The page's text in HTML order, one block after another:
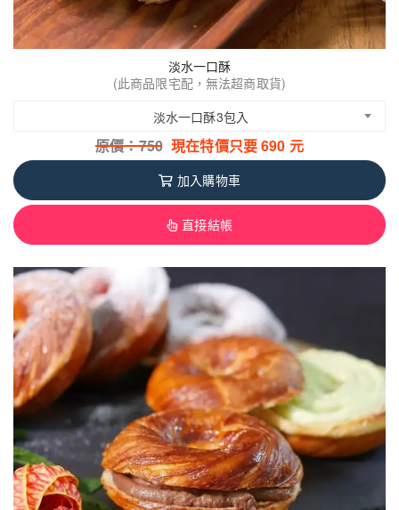
淡水一口酥
(此商品限宅配，無法超商取貨)
淡水一口酥3包入
原價：750 現在特價只要690 元
加入購物車
直接結帳